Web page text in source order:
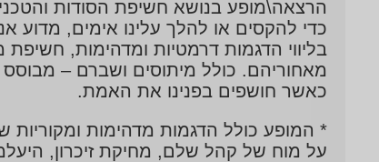
הרצאה\מופע בנושא חשיפת הסודות
כדי להקסים או להלך עלינו אימים, מדוע
בליווי הדגמות דרמטיות ומדהימות,
כאשר חושפים בפנינו את האמת.
* המופע כולל הדגמות מדהימות
על מוח של קהל שלם, מחיקת זיכרון,